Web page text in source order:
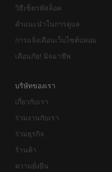
วิธีเซ็ตรหัสล็อค
คำแนะนำในการดูแล
การแจ้งเตือนเว็บไซต์ปลอม
เตือนภัย! มิจฉาชีพ
บริษัทของเรา
เกี่ยวกับเรา
ร่วมงานกับเรา
ร่วมธุรกิจ
ร้านค้า
ความยั่งยืน